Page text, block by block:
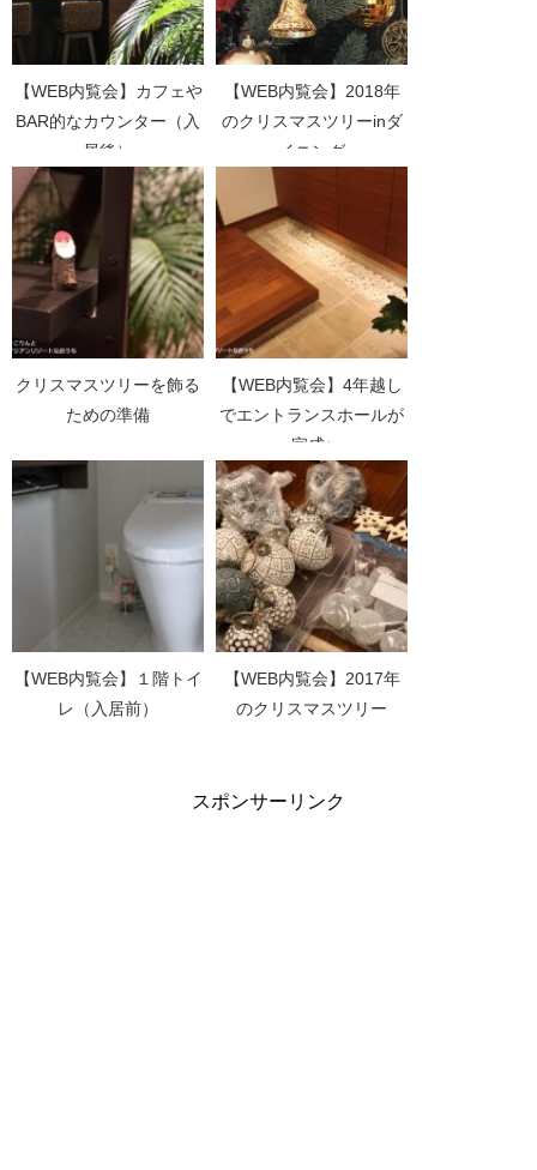
【WEB内覧会】カフェや
BAR的なカウンター（入
居後）
【WEB内覧会】2018年
のクリスマスツリーinダ
イニング
クリスマスツリーを飾る
ための準備
【WEB内覧会】4年越し
でエントランスホールが
完成♪
【WEB内覧会】１階トイ
レ（入居前）
【WEB内覧会】2017年
のクリスマスツリー
スポンサーリンク